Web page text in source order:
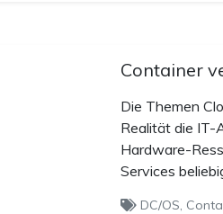
Container
Die Themen
Realität die IT-
Hardware-
Services
DC/OS,